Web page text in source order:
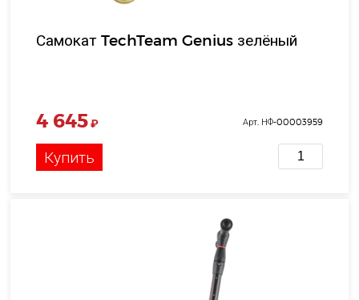
Самокат TechTeam Genius зелёный
4 645₽ Арт. НФ-00003959
Купить